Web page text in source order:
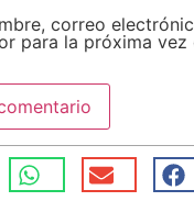
correo
para la próxima vez